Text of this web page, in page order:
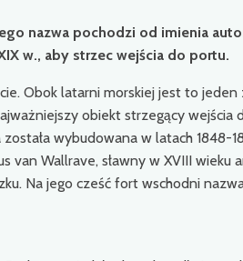
nazwa pochodzi od imienia
w., aby strzec wejścia do portu.
Obok latarni morskiej jest to jeden
obiekt strzegący wejścia
wybudowana w latach 1848-
Wallrave, sławny w XVIII wieku
Na jego cześć fort wschodni